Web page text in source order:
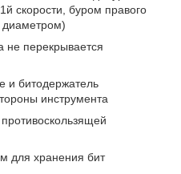
скорости, буром правого
не перекрывается
и битодержатель
инструмента
для хранения бит